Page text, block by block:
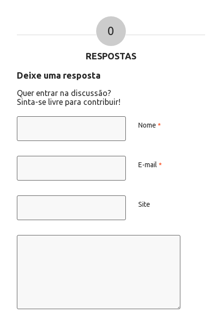
0
RESPOSTAS
Deixe uma resposta
Quer entrar na discussão?
Sinta-se livre para contribuir!
Nome *
E-mail *
Site